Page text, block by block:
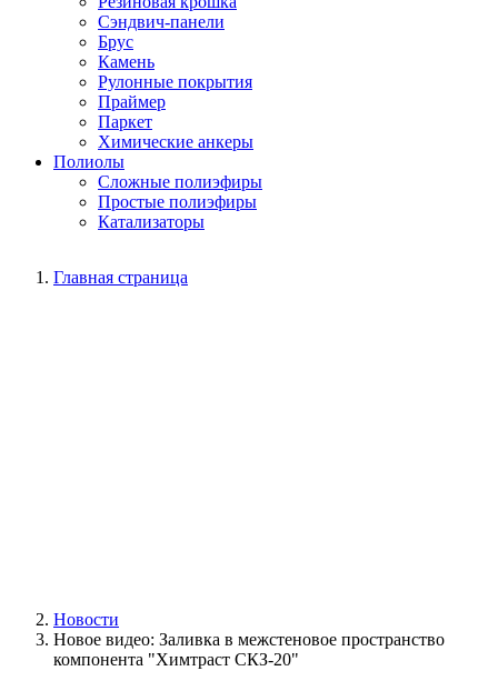
Сэндвич-панели
Брус
Камень
Рулонные покрытия
Праймер
Паркет
Химические анкеры
Полиолы
Сложные полиэфиры
Простые полиэфиры
Катализаторы
Главная страница
Новости
Новое видео: Заливка в межстеновое пространство
компонента "Химтраст СКЗ-20"